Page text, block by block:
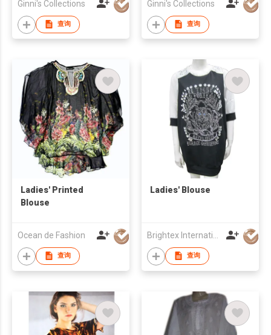
Ginni's Collections
查询
Ginni's Collections
查询
Ladies' Printed
Blouse
Ocean de Fashion
查询
Ladies' Blouse
查询